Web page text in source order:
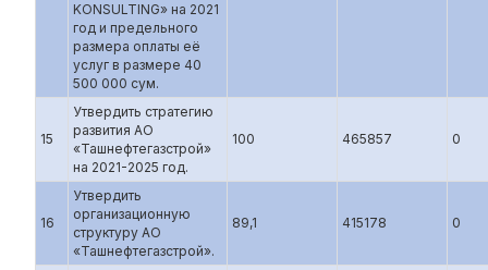
KONSULTING» на 2021
год и предельного
размера оплаты её
услуг в размере 40
500 000 сум.
15
Утвердить стратегию
развития АО
«Ташнефтегазстрой»
на 2021-2025 год.
100 465857 0
16
Утвердить
организационную
структуру АО
«Ташнефтегазстрой».
89,1 415178 0